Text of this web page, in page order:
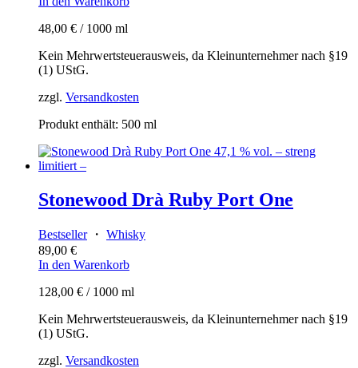
48,00 € / 1000 ml
Kein Mehrwertsteuerausweis, da Kleinunternehmer nach §19
(1) UStG.
zzgl. Versandkosten
Produkt enthält: 500 ml
Stonewood Drà Ruby Port One
Bestseller・ Whisky
89,00 €
In den Warenkorb
128,00 € / 1000 ml
Kein Mehrwertsteuerausweis, da Kleinunternehmer nach §19
(1) UStG.
zzgl. Versandkosten